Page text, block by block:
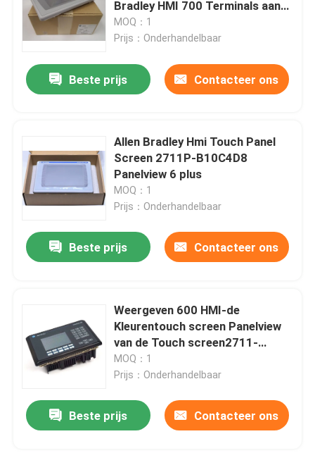
Bradley HMI 700 Terminals aan
Terminal 1500
MOQ：1
Prijs：Onderhandelbaar
Beste prijs Contacteer ons
Allen Bradley Hmi Touch Panel
Screen 2711P-B10C4D8
Panelview 6 plus
MOQ：1
Prijs：Onderhandelbaar
Beste prijs Contacteer ons
Weergeven 600 HMI-de
Kleurentouch screen Panelview
van de Touch screen2711-
b6c16 Vertoning
MOQ：1
Prijs：Onderhandelbaar
Beste prijs Contacteer ons